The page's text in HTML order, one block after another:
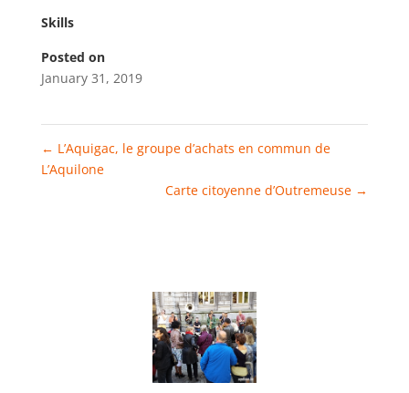
Skills
Posted on
January 31, 2019
← L’Aquigac, le groupe d’achats en commun de
L’Aquilone
Carte citoyenne d’Outremeuse →